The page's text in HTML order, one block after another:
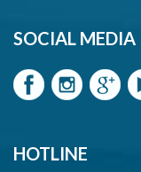
SOCIAL MEDIA
HOTLINE